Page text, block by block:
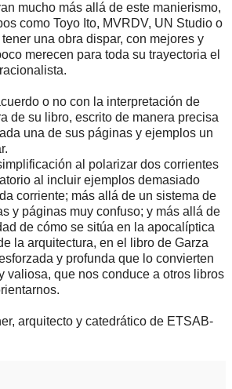
mucho más allá de este manierismo,
como Toyo Ito, MVRDV, UN Studio o
una obra dispar, con mejores y
merecen para toda su trayectoria el
o no con la interpretación de
de su libro, escrito de manera precisa
una de sus páginas y ejemplos un
al polarizar dos corrientes
al incluir ejemplos demasiado
corriente; más allá de un sistema de
y páginas muy confuso; y más allá de
de cómo se sitúa en la apocalíptica
la arquitectura, en el libro de Garza
y profunda que lo convierten
valiosa, que nos conduce a otros libros
arquitecto y catedrático de ETSAB-